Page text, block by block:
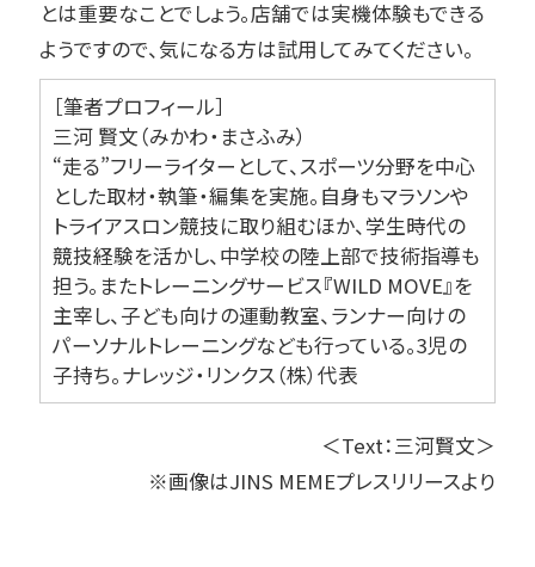
とは重要なことでしょう。店舗では実機体験もできる
ようですので、気になる方は試用してみてください。
［筆者プロフィール］
三河 賢文（みかわ・まさふみ）
“走る”フリーライターとして、スポーツ分野を中心
とした取材・執筆・編集を実施。自身もマラソンや
トライアスロン競技に取り組むほか、学生時代の
競技経験を活かし、中学校の陸上部で技術指導も
担う。またトレーニングサービス『WILD MOVE』を
主宰し、子ども向けの運動教室、ランナー向けの
パーソナルトレーニングなども行っている。3児の
子持ち。ナレッジ・リンクス（株）代表
＜Text：三河賢文＞
※画像はJINS MEMEプレスリリースより